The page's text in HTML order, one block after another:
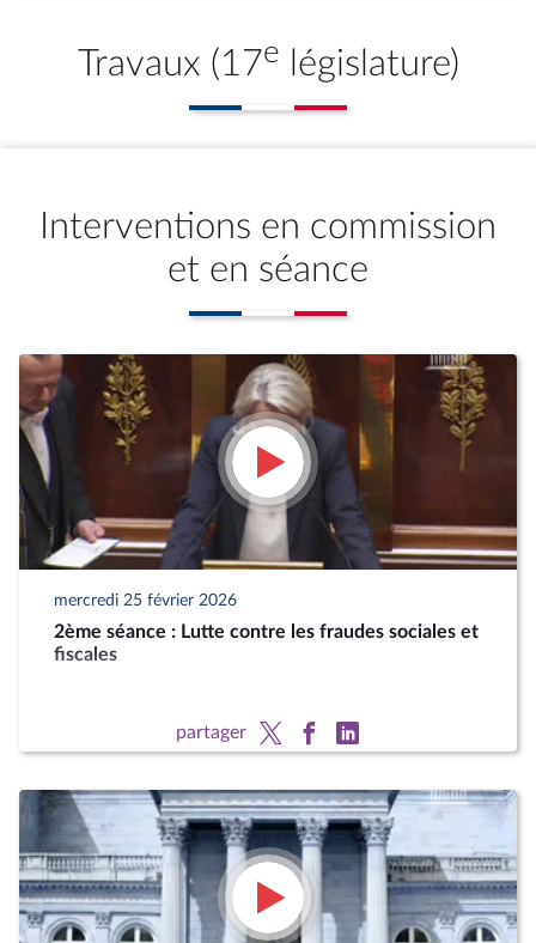
Travaux (17e législature)
Interventions en commission
et en séance
mercredi 25 février 2026
2ème séance : Lutte contre les fraudes sociales et
fiscales
partager